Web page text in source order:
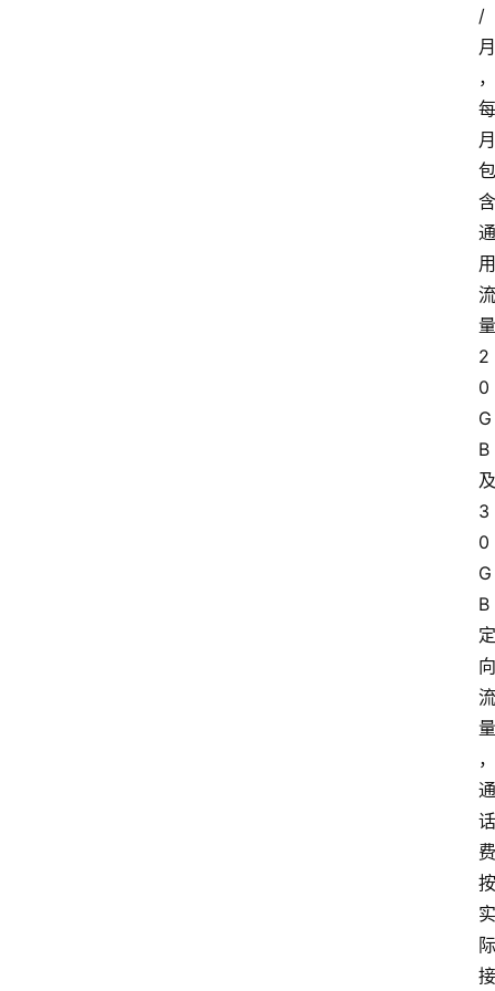
/
月
，
每
月
包
含
通
用
流
量
2
0
G
B
及
3
0
G
B
定
向
流
量
，
通
话
费
按
实
际
接